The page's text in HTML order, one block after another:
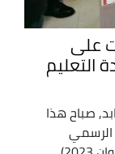
على
صباح هذا